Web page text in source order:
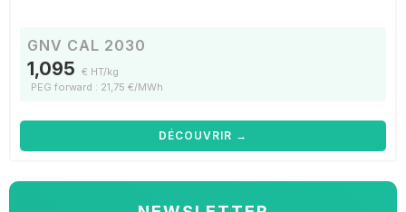
GNV CAL 2030
1,095 € HT/kg
PEG forward : 21,75 €/MWh
DÉCOUVRIR →